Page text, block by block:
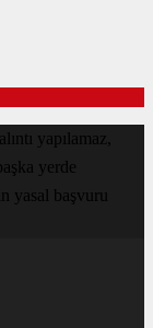
yapılamaz,
yerde
yasal başvuru